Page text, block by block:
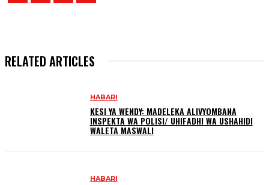
RELATED ARTICLES
HABARI
KESI YA WENDY: MADELEKA ALIVYOMBANA
INSPEKTA WA POLISI/ UHIFADHI WA USHAHIDI
WALETA MASWALI
HABARI